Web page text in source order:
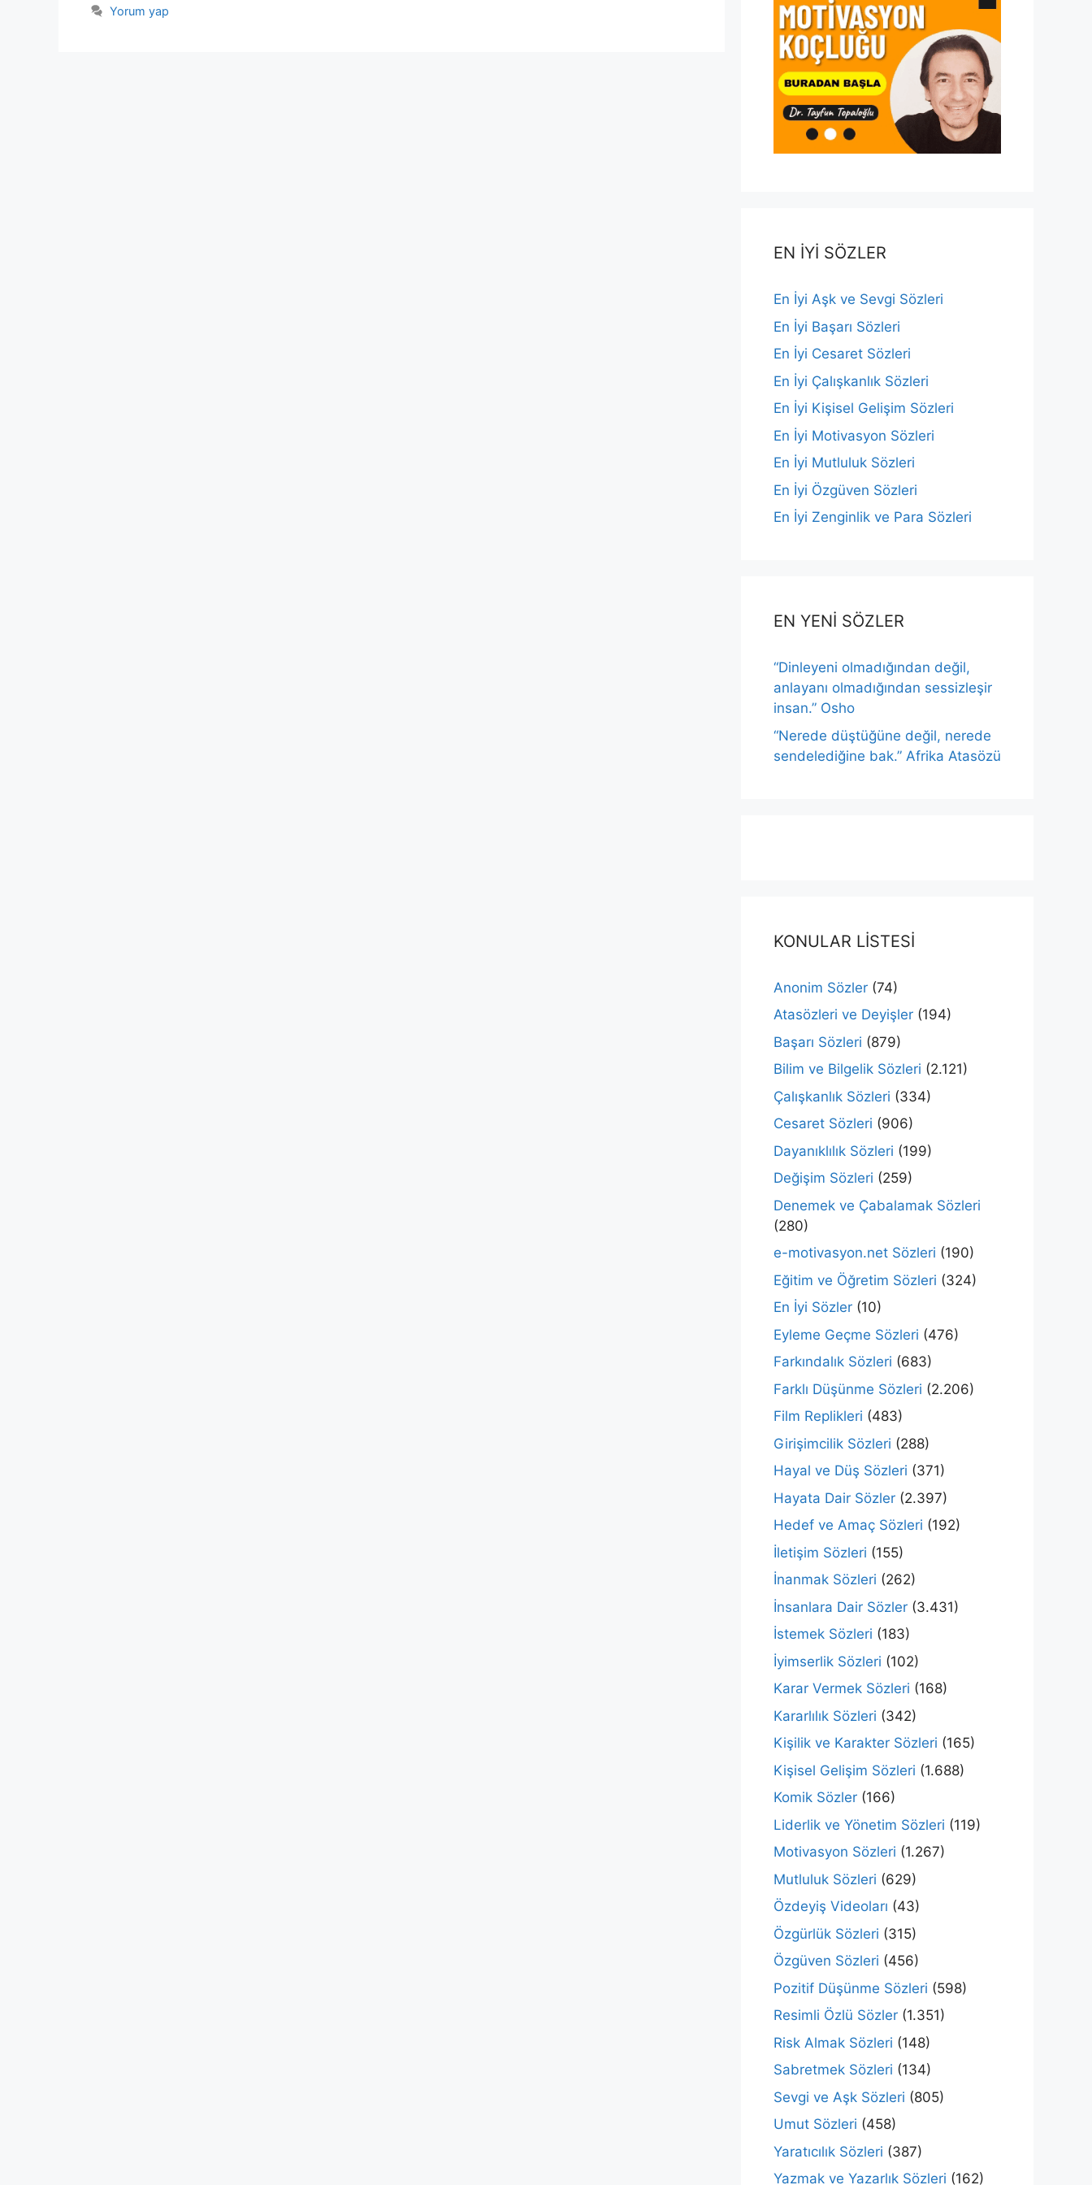
Yorum yap
EN İYİ SÖZLER
En İyi Aşk ve Sevgi Sözleri
En İyi Başarı Sözleri
En İyi Cesaret Sözleri
En İyi Çalışkanlık Sözleri
En İyi Kişisel Gelişim Sözleri
En İyi Motivasyon Sözleri
En İyi Mutluluk Sözleri
En İyi Özgüven Sözleri
En İyi Zenginlik ve Para Sözleri
EN YENİ SÖZLER
“Dinleyeni olmadığından değil,
anlayanı olmadığından sessizleşir
insan.” Osho
“Nerede düştüğüne değil, nerede
sendelediğine bak.” Afrika Atasözü
KONULAR LİSTESİ
Anonim Sözler (74)
Atasözleri ve Deyişler (194)
Başarı Sözleri (879)
Bilim ve Bilgelik Sözleri (2.121)
Çalışkanlık Sözleri (334)
Cesaret Sözleri (906)
Dayanıklılık Sözleri (199)
Değişim Sözleri (259)
Denemek ve Çabalamak Sözleri
(280)
e-motivasyon.net Sözleri (190)
Eğitim ve Öğretim Sözleri (324)
En İyi Sözler (10)
Eyleme Geçme Sözleri (476)
Farkındalık Sözleri (683)
Farklı Düşünme Sözleri (2.206)
Film Replikleri (483)
Girişimcilik Sözleri (288)
Hayal ve Düş Sözleri (371)
Hayata Dair Sözler (2.397)
Hedef ve Amaç Sözleri (192)
İletişim Sözleri (155)
İnanmak Sözleri (262)
İnsanlara Dair Sözler (3.431)
İstemek Sözleri (183)
İyimserlik Sözleri (102)
Karar Vermek Sözleri (168)
Kararlılık Sözleri (342)
Kişilik ve Karakter Sözleri (165)
Kişisel Gelişim Sözleri (1.688)
Komik Sözler (166)
Liderlik ve Yönetim Sözleri (119)
Motivasyon Sözleri (1.267)
Mutluluk Sözleri (629)
Özdeyiş Videoları (43)
Özgürlük Sözleri (315)
Özgüven Sözleri (456)
Pozitif Düşünme Sözleri (598)
Resimli Özlü Sözler (1.351)
Risk Almak Sözleri (148)
Sabretmek Sözleri (134)
Sevgi ve Aşk Sözleri (805)
Umut Sözleri (458)
Yaratıcılık Sözleri (387)
Yazmak ve Yazarlık Sözleri (162)